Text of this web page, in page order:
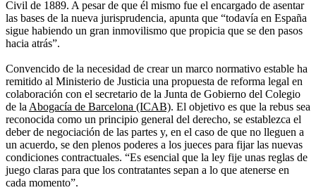
Civil de 1889. A pesar de que él mismo fue el encargado de asentar
las bases de la nueva jurisprudencia, apunta que “todavía en España
sigue habiendo un gran inmovilismo que propicia que se den pasos
hacia atrás”.
Convencido de la necesidad de crear un marco normativo estable ha
remitido al Ministerio de Justicia una propuesta de reforma legal en
colaboración con el secretario de la Junta de Gobierno del Colegio
de la Abogacía de Barcelona (ICAB). El objetivo es que la rebus sea
reconocida como un principio general del derecho, se establezca el
deber de negociación de las partes y, en el caso de que no lleguen a
un acuerdo, se den plenos poderes a los jueces para fijar las nuevas
condiciones contractuales. “Es esencial que la ley fije unas reglas de
juego claras para que los contratantes sepan a lo que atenerse en
cada momento”.